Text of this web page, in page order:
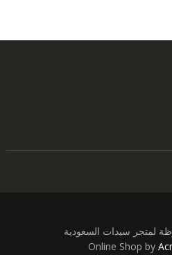
لمتجر سيدات السعودية
Online Shop by